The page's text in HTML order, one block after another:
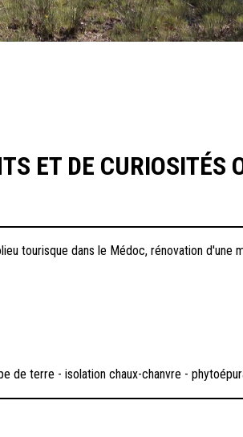
ET DE CURIOSITÉS
tourisque dans le Médoc, rénovation d'une
de terre - isolation chaux-chanvre -